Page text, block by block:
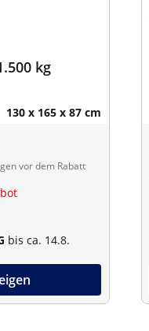
kg
130 x 165 x 87 cm
vor dem Rabatt
bis ca. 14.8.